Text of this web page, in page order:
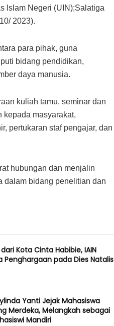
Islam Negeri (UIN);Salatiga
2023).
para pihak, guna
bidang pendidikan,
daya manusia.
kuliah tamu, seminar dan
kepada masyarakat,
pertukaran staf pengajar, dan
hubungan dan menjalin
dalam bidang penelitian dan
Kota Cinta Habibie, IAIN
Penghargaan pada Dies Natalis
Yanti Jejak Mahasiswa
Merdeka, Melangkah sebagai
Mandiri